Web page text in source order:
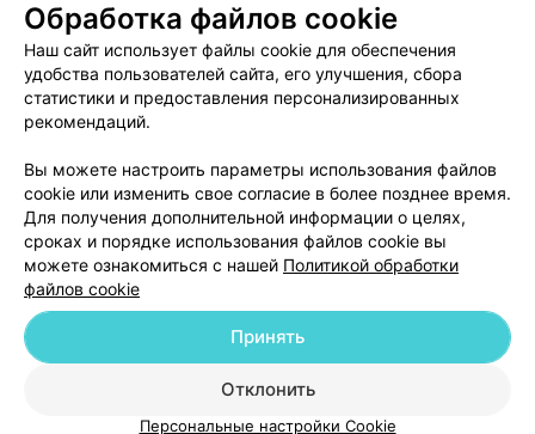
Пользовательское соглашение
Способы оплаты
Вакансии
Партнеры
Написать руководителю 103.by
Персональные настройки cookie
Обработка персональных данных
© 2026 ООО «Артокс Лаб», УНП 191700409| 220012, Республика Беларусь,
г. Минск, улица Толбухина, 2, пом. 16 | help@103.by
Служба поддержки +375 291212755
Обработка файлов cookie
Наш сайт использует файлы cookie для обеспечения
удобства пользователей сайта, его улучшения, сбора
статистики и предоставления персонализированных
рекомендаций.
Вы можете настроить параметры использования файлов
cookie или изменить свое согласие в более позднее время.
Для получения дополнительной информации о целях,
сроках и порядке использования файлов cookie вы
можете ознакомиться с нашей Политикой обработки
файлов cookie
Отклонить
Принять
Персональные настройки Cookie